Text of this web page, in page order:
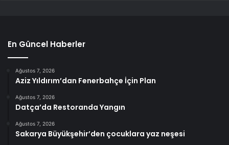
En Güncel Haberler
Ağustos 7, 2026
Aziz Yıldırım’dan Fenerbahçe İçin Plan
Ağustos 7, 2026
Datça’da Restoranda Yangın
Ağustos 7, 2026
Sakarya Büyükşehir’den çocuklara yaz neşesi